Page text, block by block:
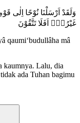
وَلَقَدْ اَرْسَلْنَا نُوْحًا اِلٰى
غَيْرُهٗۗ اَفَلَا تَتَّقُوْنَ
qaumi‘budullâha mâ
kaumnya. Lalu, dia
ada Tuhan bagimu